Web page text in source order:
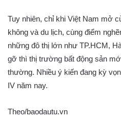
Tuy nhiên, chỉ khi Việt Nam mở
không và du lịch, cùng điểm
những đô thị lớn như TP.HCM,
gỡ thì thị trường bất động sản
thường. Nhiều ý kiến đang kỳ
IV năm nay.
Theo/baodautu.vn